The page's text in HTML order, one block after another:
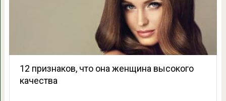
12 признаков, что она женщина высокого
качества